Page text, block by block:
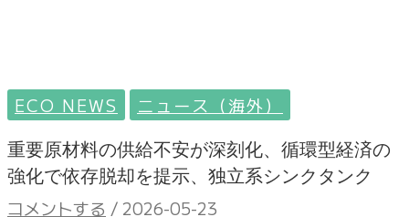
ECO NEWS ニュース（海外）
重要原材料の供給不安が深刻化、循環型経済の
強化で依存脱却を提示、独立系シンクタンク
コメントする / 2026-05-23